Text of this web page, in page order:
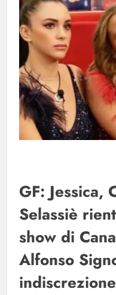
GF: Jessica,
Selassiè
show di
Alfonso
indiscrezione